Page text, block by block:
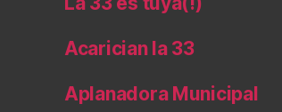
Acarician la 33
Aplanadora Municipal